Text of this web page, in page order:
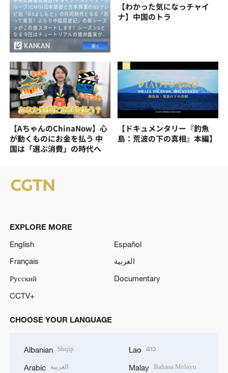
【わかった気になっチャイ
ナ】中国のトラ
【AちゃんのChinaNow】心
が動くものにお金を払う 中
国は「選ぶ消費」の時代へ
【ドキュメンタリー『釣魚
島：荒波の下の真相』本編】
EXPLORE MORE
English
Español
Français
العربية
Русский
Documentary
CCTV+
CHOOSE YOUR LANGUAGE
Albanian Shqip
Arabic العربية
Lao ລາວ
Malay Bahasa Melayu